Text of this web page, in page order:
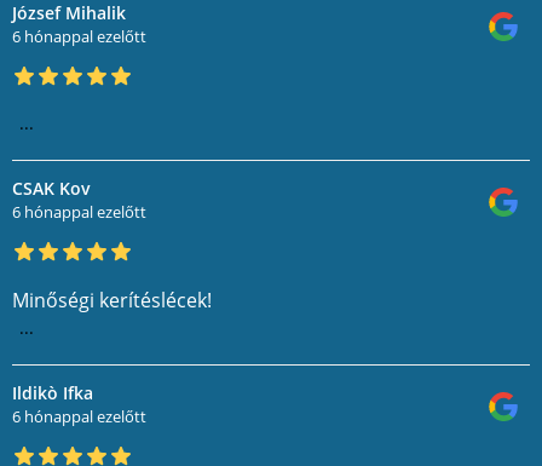
József Mihalik
6 hónappal ezelőtt
...
CSAK Kov
6 hónappal ezelőtt
Minőségi kerítéslécek!
...
Ildikò Ifka
6 hónappal ezelőtt